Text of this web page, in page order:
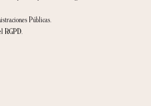
o el no aceptar la presente política de